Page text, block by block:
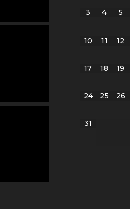
3 4 5
10 11 12
17 18 19
24 25 26
31